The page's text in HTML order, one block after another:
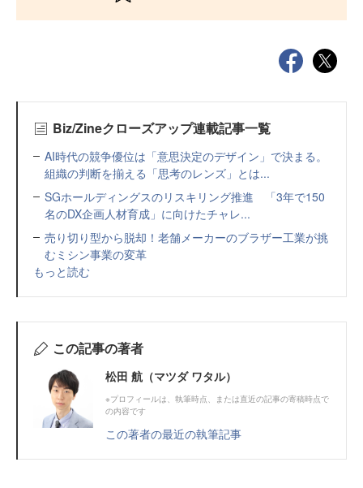
Biz/Zineクローズアップ連載記事一覧
AI時代の競争優位は「意思決定のデザイン」で決まる。
組織の判断を揃える「思考のレンズ」とは...
SGホールディングスのリスキリング推進 「3年で150
名のDX企画人材育成」に向けたチャレ...
売り切り型から脱却！老舗メーカーのブラザー工業が挑
むミシン事業の変革
もっと読む
この記事の著者
松田 航（マツダ ワタル）
※プロフィールは、執筆時点、または直近の記事の寄稿時点で
の内容です
この著者の最近の執筆記事